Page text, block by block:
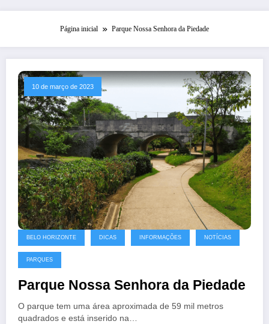
Página inicial Parque Nossa Senhora da Piedade
10 de março de 2023
BELO HORIZONTE DICAS INFORMAÇÕES NOTÍCIAS
PARQUES
Parque Nossa Senhora da Piedade
O parque tem uma área aproximada de 59 mil metros
quadrados e está inserido na…